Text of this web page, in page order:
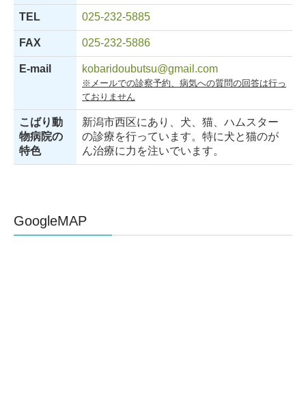
TEL 025-232-5885
FAX 025-232-5886
E-mail kobaridoubutsu@gmail.com
※メールでの診察予約、病気への質問の回答は行っ
ておりません
こばり動
物病院の
特色
新潟市西区にあり、犬、猫、ハムスター
の診療を行っています。特に犬と猫のが
ん治療に力を注いでいます。
GoogleMAP